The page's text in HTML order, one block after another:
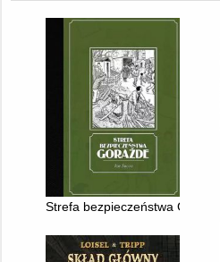
Strefa bezpieczeństwa Goražde